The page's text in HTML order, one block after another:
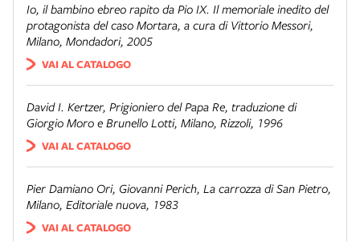
Io, il bambino ebreo rapito da Pio IX. Il memoriale inedito del
protagonista del caso Mortara, a cura di Vittorio Messori,
Milano, Mondadori, 2005
VAI AL CATALOGO
David I. Kertzer, Prigioniero del Papa Re, traduzione di
Giorgio Moro e Brunello Lotti, Milano, Rizzoli, 1996
VAI AL CATALOGO
Pier Damiano Ori, Giovanni Perich, La carrozza di San Pietro,
Milano, Editoriale nuova, 1983
VAI AL CATALOGO